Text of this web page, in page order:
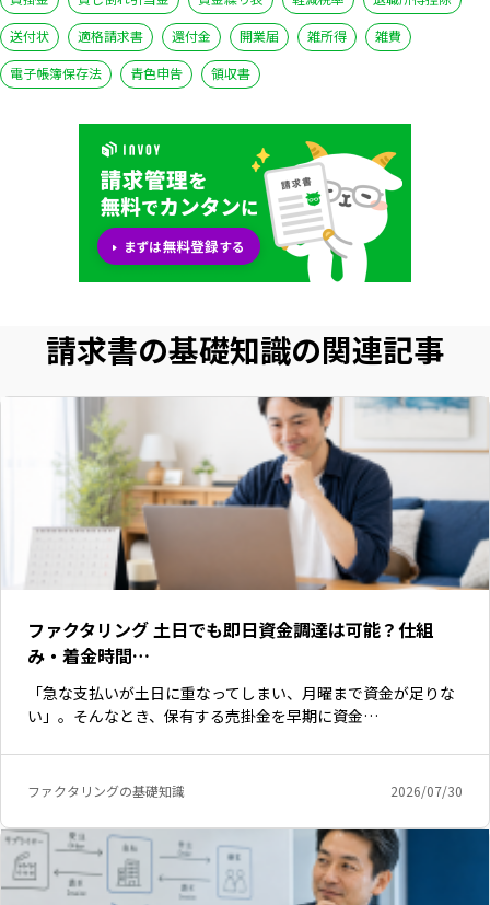
送付状
適格請求書 還付金 開業届 雑所得
雑費
電子帳簿保存法
青色申告 領収書
請求書の基礎知識の関連記事
ファクタリング 土日でも即日資金調達は可能？仕組
み・着金時間…
「急な支払いが土日に重なってしまい、月曜まで資金が足りな
い」。そんなとき、保有する売掛金を早期に資金…
ファクタリングの基礎知識 2026/07/30